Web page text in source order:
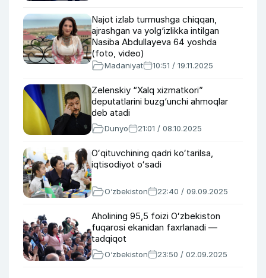
Najot izlab turmushga chiqqan,
ajrashgan va yolg‘izlikka intilgan
Nasiba Abdullayeva 64 yoshda
(foto, video)
Madaniyat 10:51 / 19.11.2025
Zelenskiy “Xalq xizmatkori”
deputatlarini buzg‘unchi ahmoqlar
deb atadi
Dunyo 21:01 / 08.10.2025
Oʻqituvchining qadri koʻtarilsa,
iqtisodiyot oʻsadi
O‘zbekiston 22:40 / 09.09.2025
Aholining 95,5 foizi Oʻzbekiston
fuqarosi ekanidan faxrlanadi —
tadqiqot
O‘zbekiston 23:50 / 02.09.2025